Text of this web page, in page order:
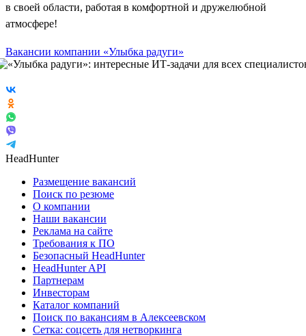
в своей области, работая в комфортной и дружелюбной
атмосфере!
Вакансии компании «Улыбка радуги»
HeadHunter
Размещение вакансий
Поиск по резюме
О компании
Наши вакансии
Реклама на сайте
Требования к ПО
Безопасный HeadHunter
HeadHunter API
Партнерам
Инвесторам
Каталог компаний
Поиск по вакансиям в Алексеевском
Сетка: соцсеть для нетворкинга